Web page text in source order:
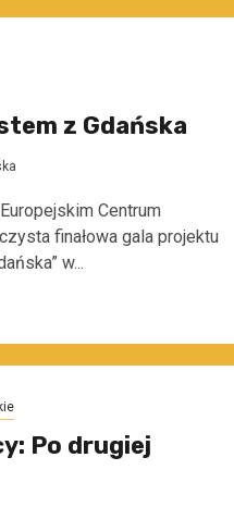
z Gdańska
Centrum
finałowa gala projektu
w...
Po drugiej